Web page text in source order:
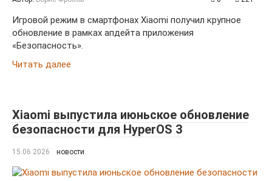
Игровой режим в смартфонах Xiaomi получил крупное
обновление в рамках апдейта приложения
«Безопасность».
Читать далее
Xiaomi выпустила июньское обновление
безопасности для HyperOS 3
15.06.2026 новости